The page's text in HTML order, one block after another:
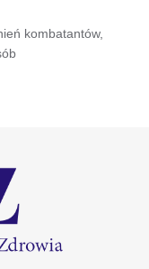
kombatantów,